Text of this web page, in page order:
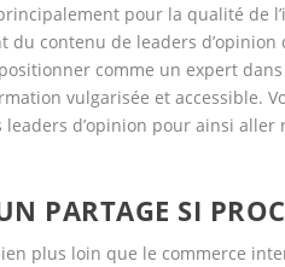
pour la qualité de
du contenu de leaders d’opinion
comme un expert
vulgarisée et accessible.
leaders d’opinion pour ainsi
PARTAGE SI
plus loin que le commerce